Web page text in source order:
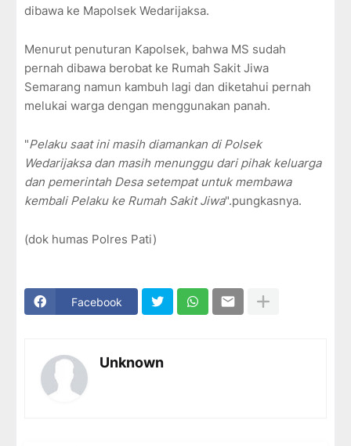
dibawa ke Mapolsek Wedarijaksa.
Menurut penuturan Kapolsek, bahwa MS sudah
pernah dibawa berobat ke Rumah Sakit Jiwa
Semarang namun kambuh lagi dan diketahui pernah
melukai warga dengan menggunakan panah.
"Pelaku saat inimasih diamankan diPolsek
Wedarijaksadan masih menunggudaripihak keluarga
dan pemerintah Desa setempat untuk membawa
kembali Pelaku ke Rumah Sakit Jiwa".pungkasnya.
(dok humas Polres Pati)
Facebook
Unknown